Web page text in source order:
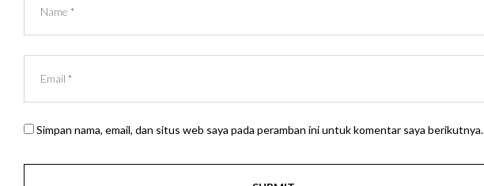
Simpan nama, email, dan situs web saya pada peramban ini untuk komentar saya berikutnya.